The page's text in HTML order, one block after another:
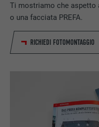
Ti mostriamo che aspetto
o una facciata PREFA.
RICHIEDI FOTOMONTAGGIO
PROVIDER LinkedIn
DECORSO 1 anno
sia
per tutti i
_fbp